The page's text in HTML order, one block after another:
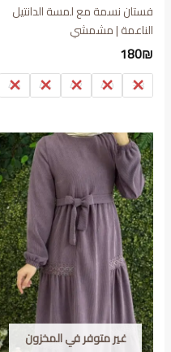
فستان نسمة مع لمسة الدانتيل
الناعمة | مشمشي
180₪
38
40
42
44
46
غير متوفر في المخزون